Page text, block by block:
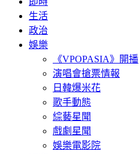
生活
政治
娛樂
《VPOPASIA》開播
演唱會搶票情報
日韓爆米花
歌手動態
綜藝星聞
戲劇星聞
娛樂電影院